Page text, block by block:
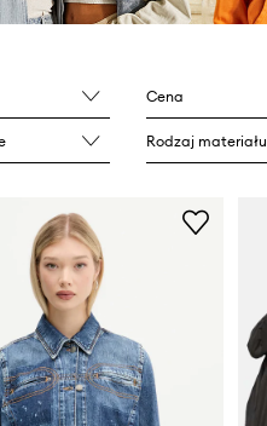
Cena
Rodzaj materiału